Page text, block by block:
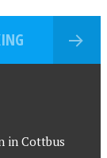
in Cottbus